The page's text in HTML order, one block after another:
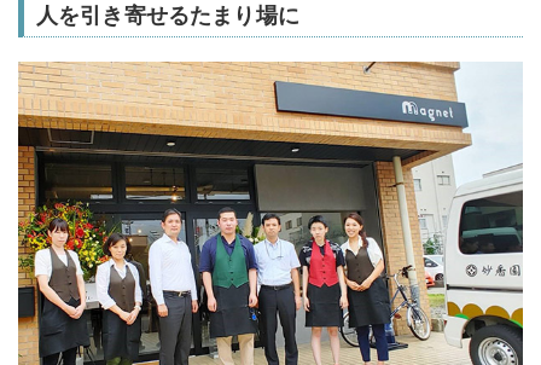
人を引き寄せるたまり場に